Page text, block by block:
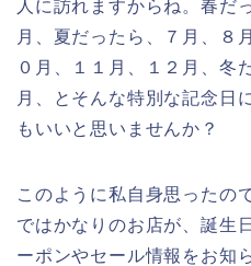
人に訪れますからね。春だ
月、夏だったら、７月、８
０月、１１月、１２月、冬
月、とそんな特別な記念日
もいいと思いませんか？
このように私自身思ったの
ではかなりのお店が、誕生
ーポンやセール情報をお知